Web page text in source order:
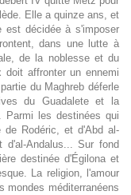
Elle a quinze ans, et
décidée à s'imposer
dans une lutte à
de la noblesse et du
affronter un ennemi
du Maghreb déferle
du Guadalete et la
Parmi les destinées qui
de Rodéric, et d'Abd al-
Andalus... Sur fond
destinée d'Égilona et
La religion, l'amour
mondes méditerranéens